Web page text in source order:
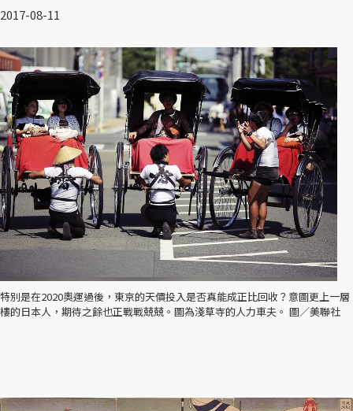
2017-08-11
特別是在2020奧運過後，東京的天價投入是否真能成正比回收？意圖更上一層
樓的日本人，期待之餘也正戰戰兢兢。圖為淺草寺的人力車夫。 圖／美聯社